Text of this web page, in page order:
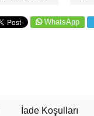
WhatsApp
İade Koşulları